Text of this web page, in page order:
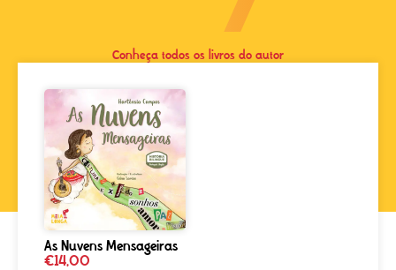
Conheça todos os livros do autor
As Nuvens Mensageiras
€14,00